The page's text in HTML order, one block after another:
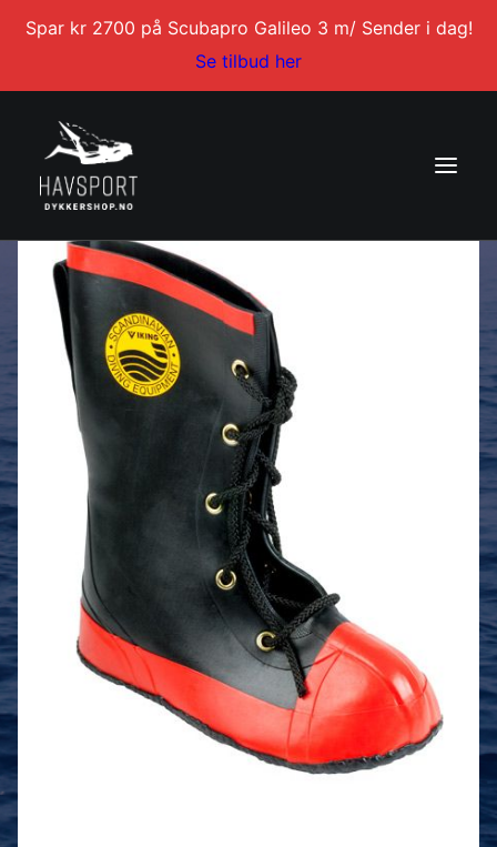
Spar kr 2700 på Scubapro Galileo 3 m/ Sender i dag!
Se tilbud her
DYKKERKURS
DYKKERTURER
SERVICE
BLI DYKKERINSTRUKTØR
KONTAKT
MIN KONTO
NETTBUTIKK
kr0,00
Hjem/Drakter tilbehør
Overtrekksstøvel str L